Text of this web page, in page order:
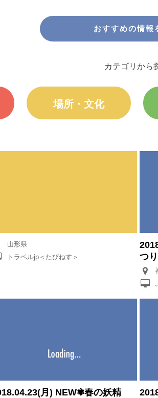
おすすめの情報
カテゴリから
場所・文化
山形県
トラベルjp＜たびねす＞
つ
月) NEW✾春の妖精